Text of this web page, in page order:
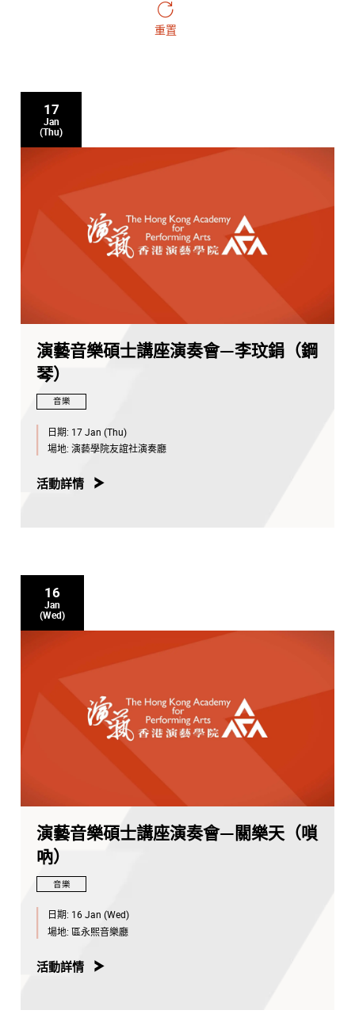
重置
17
Jan
(Thu)
演藝音樂碩士講座演奏會—李玟鋗（鋼
琴）
音樂
日期: 17 Jan (Thu)
場地: 演藝學院友誼社演奏廳
活動詳情
16
Jan
(Wed)
演藝音樂碩士講座演奏會—關樂天（嗩
吶）
音樂
日期: 16 Jan (Wed)
場地: 區永熙音樂廳
活動詳情